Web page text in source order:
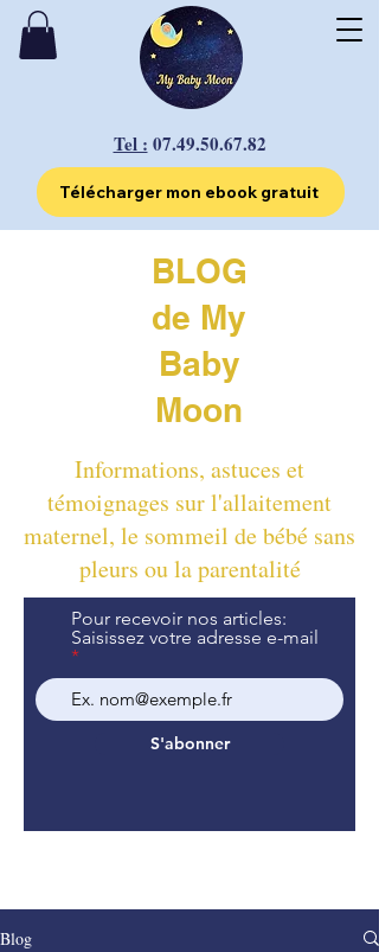
Tel : 07.49.50.67.82
Télécharger mon ebook gratuit
BLOG
de My
Baby
Moon
Informations, astuces et
témoignages sur l'allaitement
maternel, le sommeil de bébé sans
pleurs ou la parentalité
Pour recevoir nos articles:
Saisissez votre adresse e-mail
S'abonner
Blog